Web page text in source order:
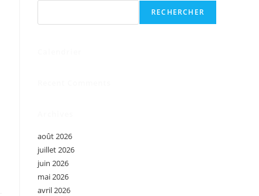
RECHERCHER
août 2026
juillet 2026
juin 2026
mai 2026
avril 2026